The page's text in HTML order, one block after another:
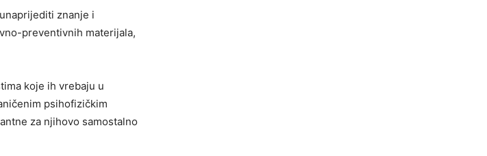
znanje i
preventivnih materijala,
koje ih vrebaju u
psihofizičkim
za njihovo samostalno